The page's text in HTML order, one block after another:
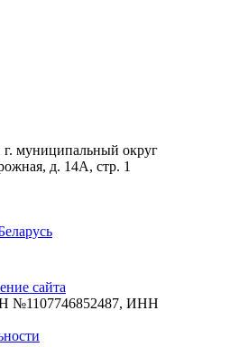
г. муниципальный округ
д. 14А, стр. 1
сайта
№1107746852487, ИНН